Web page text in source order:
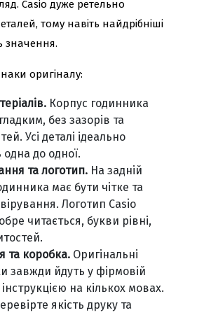
Casio дуже ретельно
тому навіть найдрібніші
оригіналу:
Корпус годинника
без зазорів та
Усі деталі ідеально
одна до одної.
та логотип. На задній
має бути чітке та
Логотип Casio
читається, букви рівні,
та коробка. Оригінальні
завжди йдуть у фірмовій
інструкцією на кількох мовах.
якість друку та